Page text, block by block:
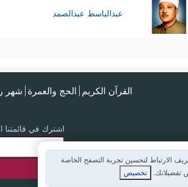
عبدالباسط عبدالصمد
القرآن الكريم الحج والعمرة شهر
اشترك في قائمتنا
الارتباط لتحسين تجربة التصفح الخاصة
تخصيص